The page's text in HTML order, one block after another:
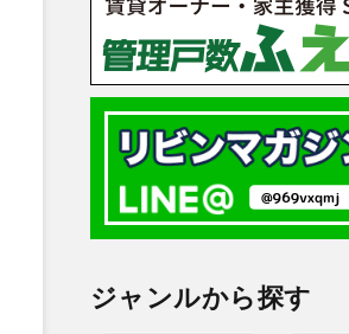
ジャンルから探す